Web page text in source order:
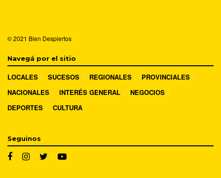
© 2021 Bien Despiertos
Navegá por el sitio
LOCALES SUCESOS REGIONALES
PROVINCIALES
NACIONALES
INTERÉS GENERAL
NEGOCIOS
DEPORTES
CULTURA
Seguinos